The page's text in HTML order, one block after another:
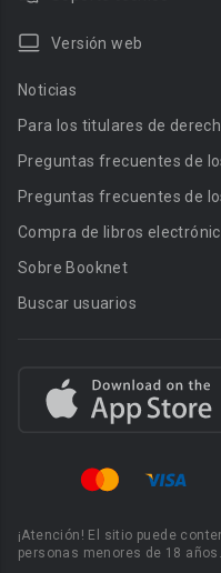
Versión web
Noticias
Para los titulares de
Preguntas frecuentes de
Preguntas frecuentes de
Compra de libros
Sobre Booknet
Buscar usuarios
¡Atención! El sitio puede
personas menores de 18 años.